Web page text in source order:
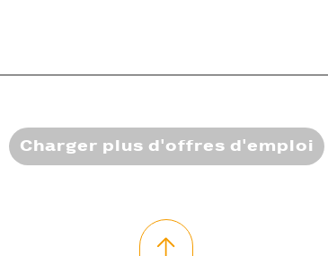
Charger plus d'offres d'emploi